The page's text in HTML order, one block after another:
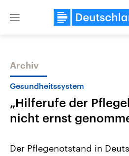
Close
Themen
Archiv
Gesundheitssystem
„Hilferufe der
nicht ernst
Der Pflegenotstand in